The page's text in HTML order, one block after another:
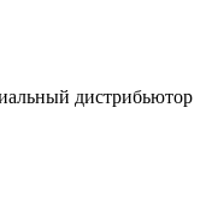
дистрибьютор